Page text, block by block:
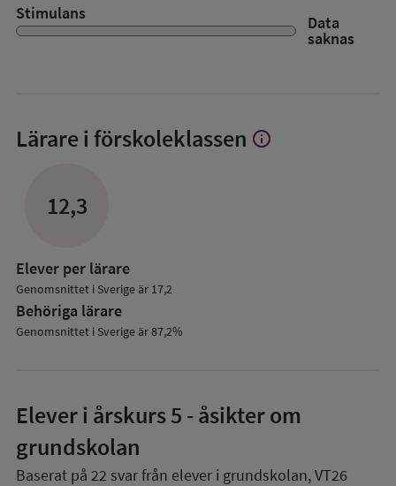
Stimulans
Data
saknas
Lärare i förskoleklassen Visa
info
12,3
Elever per lärare
Genomsnittet i Sverige är 17,2
Behöriga lärare
Genomsnittet i Sverige är 87,2%
Elever i årskurs 5 - åsikter om
grundskolan
Baserat på 22 svar från elever i grundskolan,VT26